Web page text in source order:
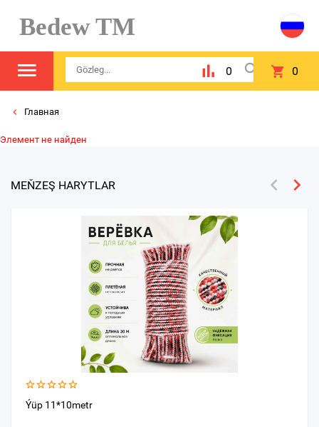
Bedew TM
0 0
Главная
Элемент не найден
MEŇZEŞ HARYTLAR
Ýüp 11*10metr